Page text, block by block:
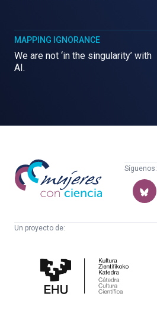
MAPPING IGNORANCE
We are not ‘in the singularity’ with
AI.
Mujeres
con
ciencia
Síguenos:
Un proyecto de:
Cultura
Científica